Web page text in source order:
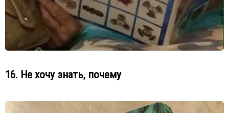
16. Не хочу знать, почему